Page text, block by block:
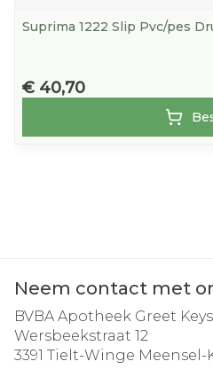
Suprima 1222 Slip Pvc/pes
€ 40,70
Neem contact met
BVBA Apotheek Greet
Wersbeekstraat 12
3391 Tielt-Winge Meensel-